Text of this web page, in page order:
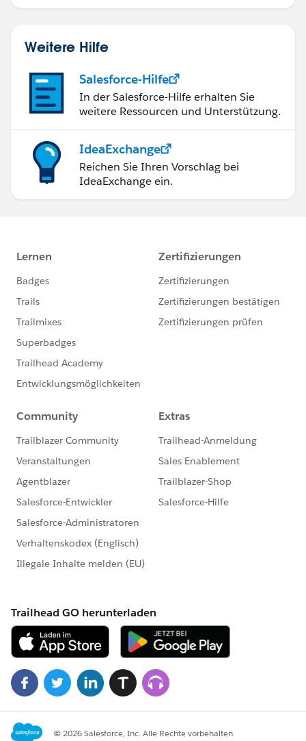
Weitere Hilfe
Salesforce-Hilfe
In der Salesforce-Hilfe erhalten Sie
weitere Ressourcen und Unterstützung.
IdeaExchange
Reichen Sie Ihren Vorschlag bei
IdeaExchange ein.